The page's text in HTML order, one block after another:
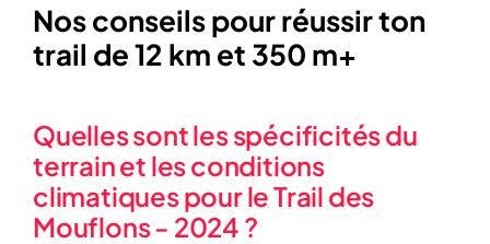
Nos conseils pour réussir ton
trail de 12 km et 350 m+
Quelles sont les spécificités du
terrain et les conditions
climatiques pour le Trail des
Mouflons - 2024 ?